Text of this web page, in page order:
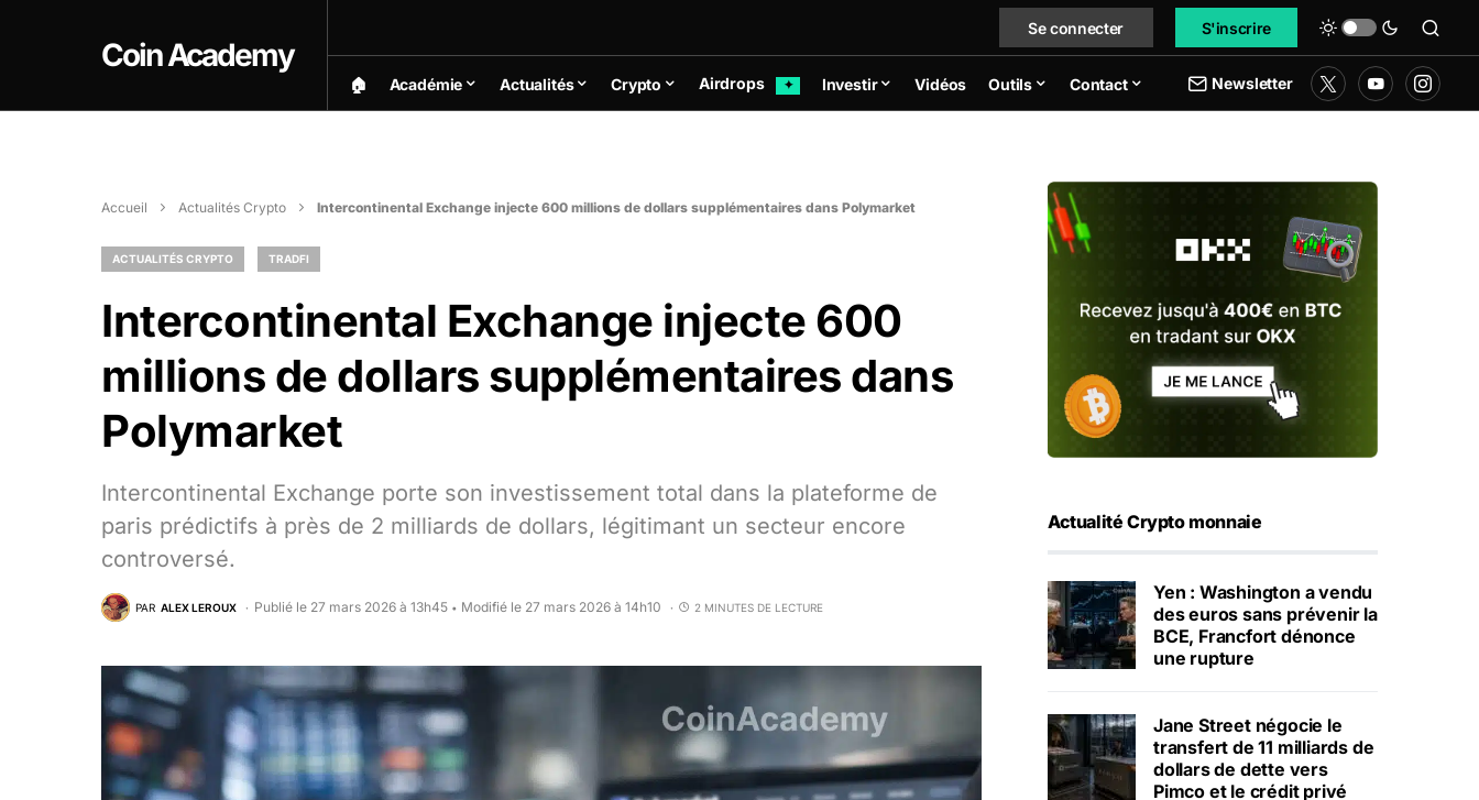
Coin Academy
Se connecter S'inscrire
🏠︎ Académie Actualités Crypto Airdrops ✦ Investir Vidéos Outils Contact Newsletter
Accueil Actualités Crypto Intercontinental Exchange injecte 600 millions de dollars supplémentaires dans Polymarket
ACTUALITÉS CRYPTO TRADFI
Intercontinental Exchange injecte 600
millions de dollars supplémentaires dans
Polymarket
Intercontinental Exchange porte son investissement total dans la plateforme de
paris prédictifs à près de 2 milliards de dollars, légitimant un secteur encore
controversé.
PAR ALEX LEROUX Publié le 27 mars 2026 à 13h45 • Modifié le 27 mars 2026 à 14h10 2 MINUTES DE LECTURE
Actualité Crypto monnaie
Yen : Washington a vendu
des euros sans prévenir la
BCE, Francfort dénonce
une rupture
Jane Street négocie le
transfert de 11 milliards de
dollars de dette vers
Pimco et le crédit privé